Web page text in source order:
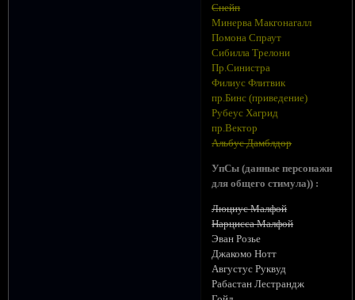
Снейп
Минерва Макгонагалл
Помона Спраут
Сибилла Трелони
Пр.Синистра
Филиус Флитвик
пр.Бинс (приведение)
Рубеус Хагрид
пр.Вектор
Альбус Дамблдор
УпСы (данные персонажи
для общего стимула)) :
Люциус Малфой
Нарцисса Малфой
Эван Розье
Джакомо Нотт
Августус Руквуд
Рабастан Лестрандж